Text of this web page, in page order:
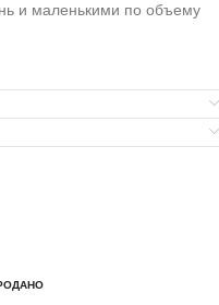
и маленькими по объему